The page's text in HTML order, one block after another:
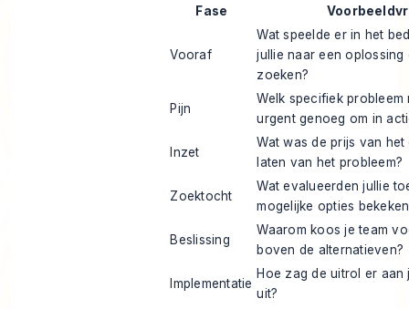
Fase
Vooraf
Wat speelde er in het
jullie naar een oplossing
zoeken?
Pijn
Welk specifiek probleem
urgent genoeg om in
Inzet
Wat was de prijs van
laten van het probleem?
Zoektocht
Wat evalueerden jullie
mogelijke opties
Beslissing
Waarom koos je team
boven de alternatieven?
Implementatie
Hoe zag de uitrol er aan
uit?